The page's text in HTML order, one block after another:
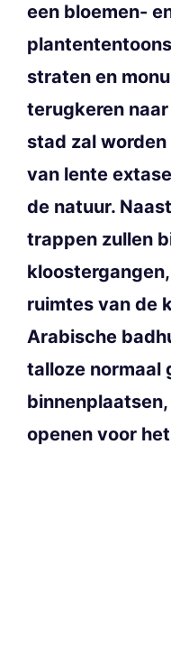
een bloemen-
straten en
terugkeren
stad zal
van lente
de natuur.
trappen zullen
ruimtes van de
Arabische
talloze normaal
openen voor